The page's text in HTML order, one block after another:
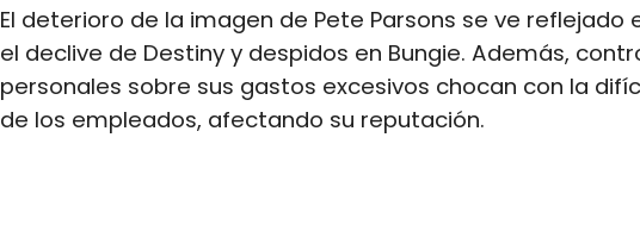
El deterioro de la imagen de Pete Parsons se ve reflejado
el declive de Destiny y despidos en Bungie. Además,
personales sobre sus gastos excesivos chocan con la
de los empleados, afectando su reputación.